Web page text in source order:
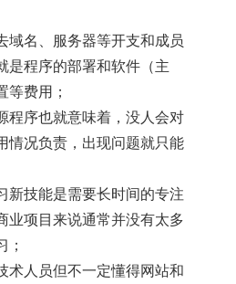
域名、服务器等开支和成员
是程序的部署和软件（主
等费用；
程序也就意味着，没人会对
情况负责，出现问题就只能
新技能是需要长时间的专注
业项目来说通常并没有太多
；
术人员但不一定懂得网站和